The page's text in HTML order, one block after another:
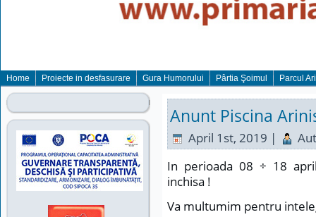
Home Proiecte in desfasurare Gura Humorului Pârtia Şoimul Parcul
Anunt Piscina
April 1st, 2019 |
In perioada 08 ÷ 18
inchisa !
Va multumim pentru